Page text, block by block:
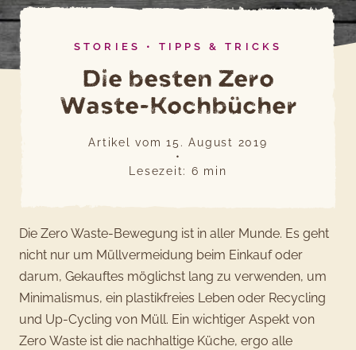
STORIES • TIPPS & TRICKS
Die besten Zero
Waste-Kochbücher
Artikel vom15. August 2019
•
Lesezeit: 6 min
Die Zero Waste-Bewegung ist in aller Munde. Es geht
nicht nur um Müllvermeidung beim Einkauf oder
darum, Gekauftes möglichst lang zu verwenden, um
Minimalismus, ein plastikfreies Leben oder Recycling
und Up-Cycling von Müll. Ein wichtiger Aspekt von
Zero Waste ist die nachhaltige Küche, ergo alle